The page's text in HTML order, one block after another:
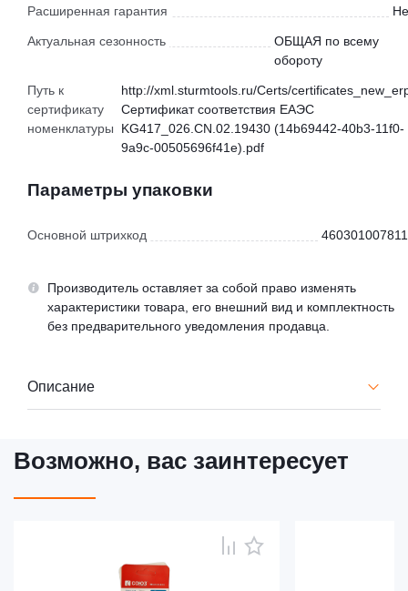
Расширенная гарантия
Актуальная сезонность
ОБЩАЯ по всему
обороту
Путь к
сертификату
номенклатуры
http://xml.sturmtools.ru/Certs/
Сертификат соответствия ЕАЭС
KG417_026.CN.02.19430 (14b69442-40b3-11f0-
9a9c-00505696f41e).pdf
Параметры упаковки
Основной штрихкод
Производитель оставляет за собой право изменять
характеристики товара, его внешний вид и комплектность
без предварительного уведомления продавца.
Описание
Возможно, вас заинтересует